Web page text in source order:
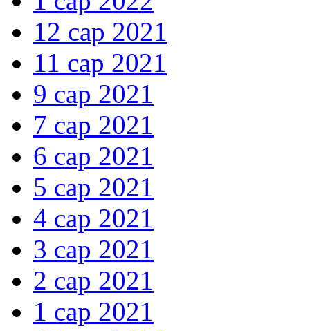
12 сар 2021
11 сар 2021
9 сар 2021
7 сар 2021
6 сар 2021
5 сар 2021
4 сар 2021
3 сар 2021
2 сар 2021
1 сар 2021